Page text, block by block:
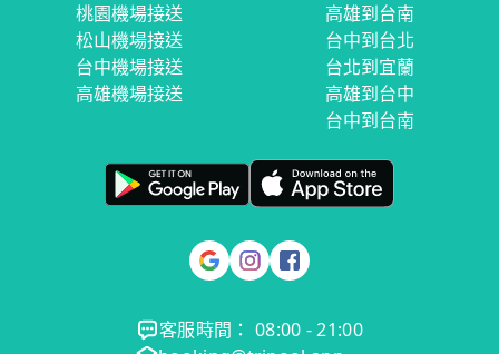
桃園機場接送
松山機場接送
台中機場接送
高雄機場接送
高雄到台南
台中到台北
台北到宜蘭
高雄到台中
台中到台南
客服時間： 08:00 - 21:00